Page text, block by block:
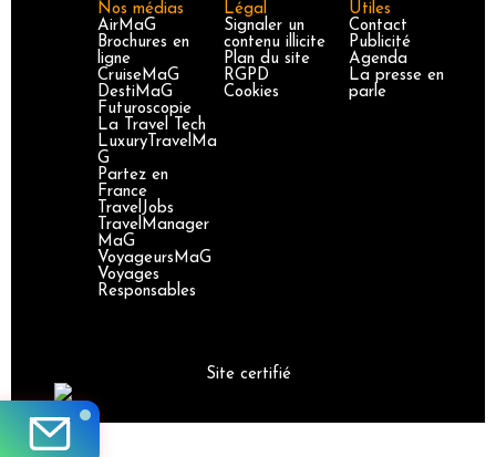
Nos médias
AirMaG
Brochures en
ligne
CruiseMaG
DestiMaG
Futuroscopie
La Travel Tech
LuxuryTravelMa
G
Partez en
France
TravelJobs
TravelManager
MaG
VoyageursMaG
Voyages
Responsables
Légal
Signaler un
contenu illicite
Plan du site
RGPD
Cookies
Utiles
Contact
Publicité
Agenda
La presse en
parle
Site certifié